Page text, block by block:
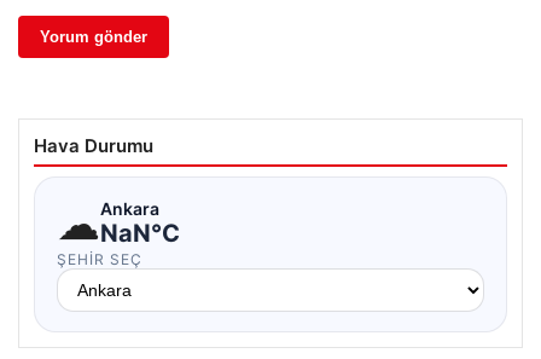
Hava Durumu
☁Ankara
NaN°C
ŞEHIR SEÇ